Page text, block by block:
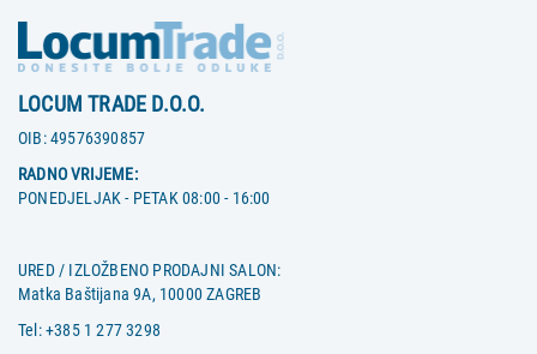
LOCUM TRADE D.O.O.
OIB:49576390857
RADNO VRIJEME:
PONEDJELJAK - PETAK 08:00 - 16:00
URED / IZLOŽBENO PRODAJNI SALON:
Matka Baštijana 9A, 10000 ZAGREB
Tel:+385 1 277 3298